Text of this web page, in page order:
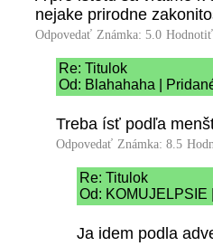
nejake prirodne
Odpovedať Známka: 5.0
Re: Titulok
Od: Blahahaha |
Treba ísť podľa
Odpovedať Známka: 8.5
Re: Titulok
Od: KOMUJELPSIE
Ja idem podla